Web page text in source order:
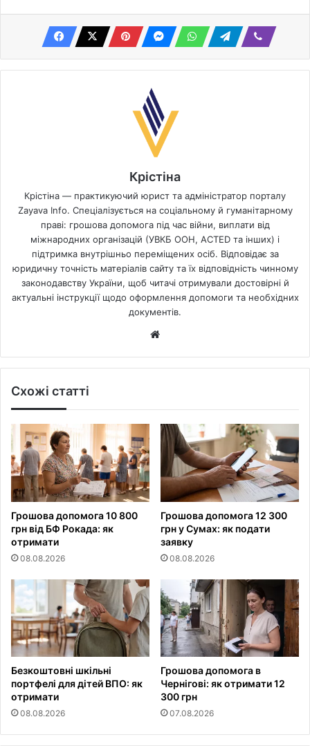
Крістіна
Крістіна — практикуючий юрист та адміністратор порталу
Zayava Info. Спеціалізується на соціальному й гуманітарному
праві: грошова допомога під час війни, виплати від
міжнародних організацій (УВКБ ООН, ACTED та інших) і
підтримка внутрішньо переміщених осіб. Відповідає за
юридичну точність матеріалів сайту та їх відповідність чинному
законодавству України, щоб читачі отримували достовірні й
актуальні інструкції щодо оформлення допомоги та необхідних
документів.
Схожі статті
Грошова допомога 10 800
грн від БФ Рокада: як
отримати
08.08.2026
Грошова допомога 12 300
грн у Сумах: як подати
заявку
08.08.2026
Безкоштовні шкільні
портфелі для дітей ВПО: як
отримати
08.08.2026
Грошова допомога в
Чернігові: як отримати 12
300 грн
07.08.2026